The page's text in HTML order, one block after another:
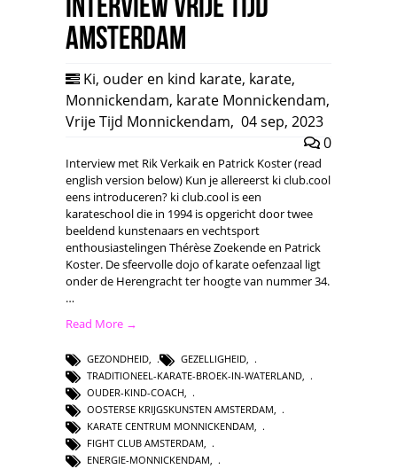
Amsterdam
Ki, ouder en kind karate, karate,
Monnickendam, karate Monnickendam,
Vrije Tijd Monnickendam, 04 sep, 2023
0
Interview met Rik Verkaik en Patrick Koster (read
english version below) Kun je allereerst ki club.cool
eens introduceren? ki club.cool is een
karateschool die in 1994 is opgericht door twee
beeldend kunstenaars en vechtsport
enthousiastelingen Thérèse Zoekende en Patrick
Koster. De sfeervolle dojo of karate oefenzaal ligt
onder de Herengracht ter hoogte van nummer 34.
…
Read More →
GEZONDHEID GEZELLIGHEID
TRADITIONEEL-KARATE-BROEK-IN-WATERLAND
OUDER-KIND-COACH
OOSTERSE KRIJGSKUNSTEN AMSTERDAM
KARATE CENTRUM MONNICKENDAM
FIGHT CLUB AMSTERDAM
ENERGIE-MONNICKENDAM